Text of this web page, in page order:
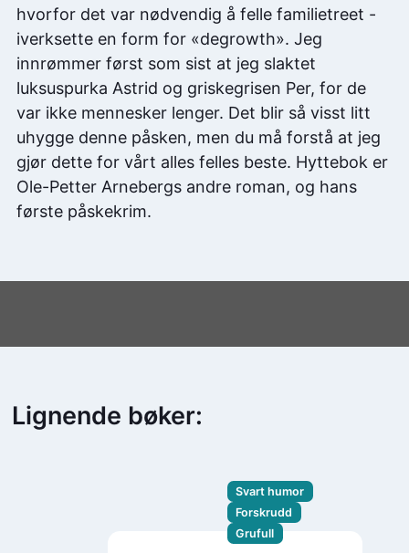
hvorfor det var nødvendig å felle familietreet -
iverksette en form for «degrowth». Jeg
innrømmer først som sist at jeg slaktet
luksuspurka Astrid og griskegrisen Per, for de
var ikke mennesker lenger. Det blir så visst litt
uhygge denne påsken, men du må forstå at jeg
gjør dette for vårt alles felles beste. Hyttebok er
Ole-Petter Arnebergs andre roman, og hans
første påskekrim.
Lignende bøker:
Svart humor
Forskrudd
Grufull